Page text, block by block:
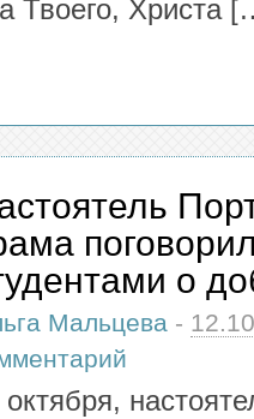
Твоего, Христа
о
Мальцева -
октября,